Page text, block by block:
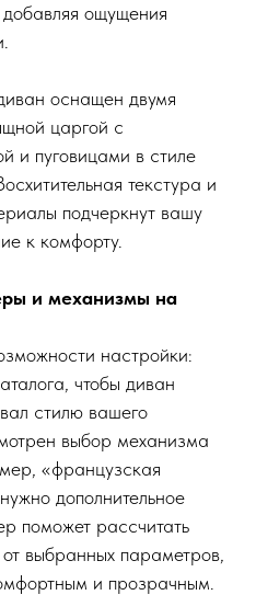
ощущения
оснащен двумя
царгой с
и пуговицами в стиле
текстура и
подчеркнут вашу
к комфорту.
и механизмы на
настройки:
чтобы диван
стилю вашего
выбор механизма
«французская
дополнительное
поможет рассчитать
выбранных параметров,
и прозрачным.